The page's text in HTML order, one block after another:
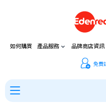
如何購買 產品服務 品牌商店資訊
免費